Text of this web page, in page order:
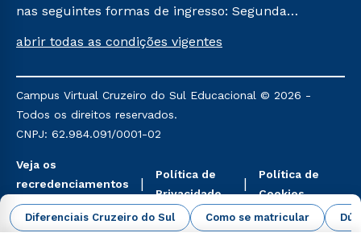
Diferenciais Cruzeiro do Sul Como se matricular
nas seguintes formas de ingresso: Segunda
Já para as demais, a taxa de matrícula será de R$
mencionadas são referentes aos cursos: Ensino
Religioso, Geografia para a Docência e Metodologia
do Ensino de História: Questões Atuais.
abrir todas as condições vigentes
Campus Virtual Cruzeiro do Sul Educacional © 2026 -
Todos os direitos reservados.
CNPJ: 62.984.091/0001-02
Veja os
recredenciamentos
aqui
Política de
Privacidade
Política de
Cookies